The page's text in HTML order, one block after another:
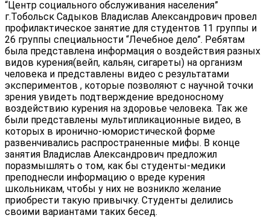
“Центр социального обслуживания населения”
г.Тобольск Садыков Владислав Александрович провел
профилактическое занятие для студентов 11 группы и
26 группы специальности “Лечебное дело”. Ребятам
была представлена информация о воздействия разных
видов курения(вейп, кальян, сигареты) на организм
человека и представлены видео с результатами
экспериментов , которые позволяют с научной точки
зрения увидеть подтверждение вредоносному
воздействию курения на здоровье человека. Так же
были представлены мультипликационные видео, в
которых в иронично-юмористической форме
развенчивались распространенные мифы. В конце
занятия Владислав Александрович предложил
поразмышлять о том, как бы студенты-медики
преподнесли информацию о вреде курения
школьникам, чтобы у них не возникло желание
приобрести такую привычку. Студенты делились
своими вариантами таких бесед.